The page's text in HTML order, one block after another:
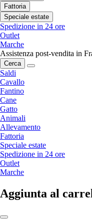
Fattoria
Speciale estate
Spedizione in 24 ore
Outlet
Marche
Assistenza post-vendita in
Cerca
Saldi
Cavallo
Fantino
Cane
Gatto
Animali
Allevamento
Fattoria
Speciale estate
Spedizione in 24 ore
Outlet
Marche
Aggiunta al